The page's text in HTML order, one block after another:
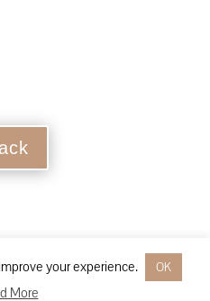
| Powered by
your experience. OK
More